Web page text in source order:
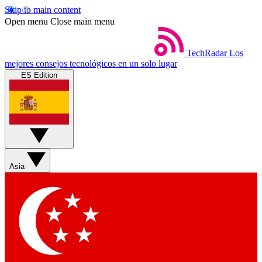
Skip to main content
Open menu Close main menu
TechRadar Los
mejores consejos tecnológicos en un solo lugar
ES Edition
Asia